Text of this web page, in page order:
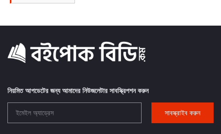
নিয়মিত আপডেটের জন্য আমাদের নিউজলেটার সাবস্ক্রিপশন করুন
সাবস্ক্রাইব করুন